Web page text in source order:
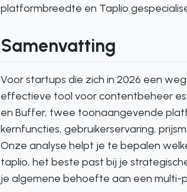
platformbreedte en Taplio
Samenvatting
Voor startups die zich in 2026 een
effectieve tool voor contentbeheer
en Buffer, twee toonaangevende
kernfuncties, gebruikerservaring,
Onze analyse helpt je te bepalen
taplio, het beste past bij je
je algemene behoefte aan een multi-